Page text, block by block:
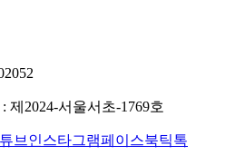
제2024-서울서초-1769호
브 인스타그램페이스북틱톡